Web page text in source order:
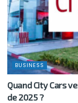
BUSINESS
Quand City Cars
de 2025 ?